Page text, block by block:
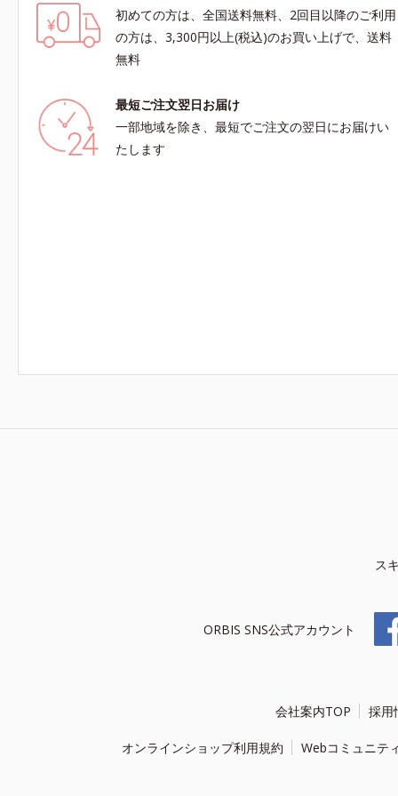
初めての方は、全国送料無料、2回目以降のご利用
の方は、3,300円以上(税込)のお買い上げで、送料
無料
最短ご注文翌日お届け
一部地域を除き、最短でご注文の翌日にお届けい
たします
ス
ORBIS SNS公式アカウント
会社案内TOP 採用
オンラインショップ利用規約 Webコミュニテ